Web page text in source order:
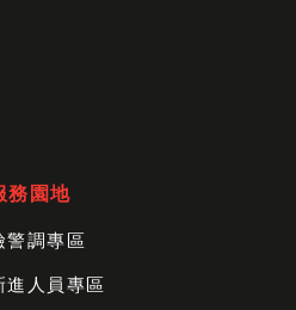
務園地
警調專區
進人員專區